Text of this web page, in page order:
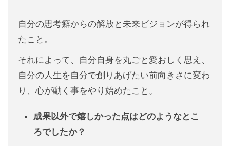
自分の思考癖からの解放と未来ビジョンが得られ
たこと。
それによって、自分自身を丸ごと愛おしく思え、
自分の人生を自分で創りあげたい前向きさに変わ
り、心が動く事をやり始めたこと。
成果以外で嬉しかった点はどのようなとこ
ろでしたか？